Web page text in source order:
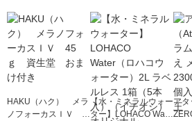
HAKU（ハク） メラ
ノフォーカスＩＶ 4
【水・ミネラルウォー
ター】LOHACO Wate
ア